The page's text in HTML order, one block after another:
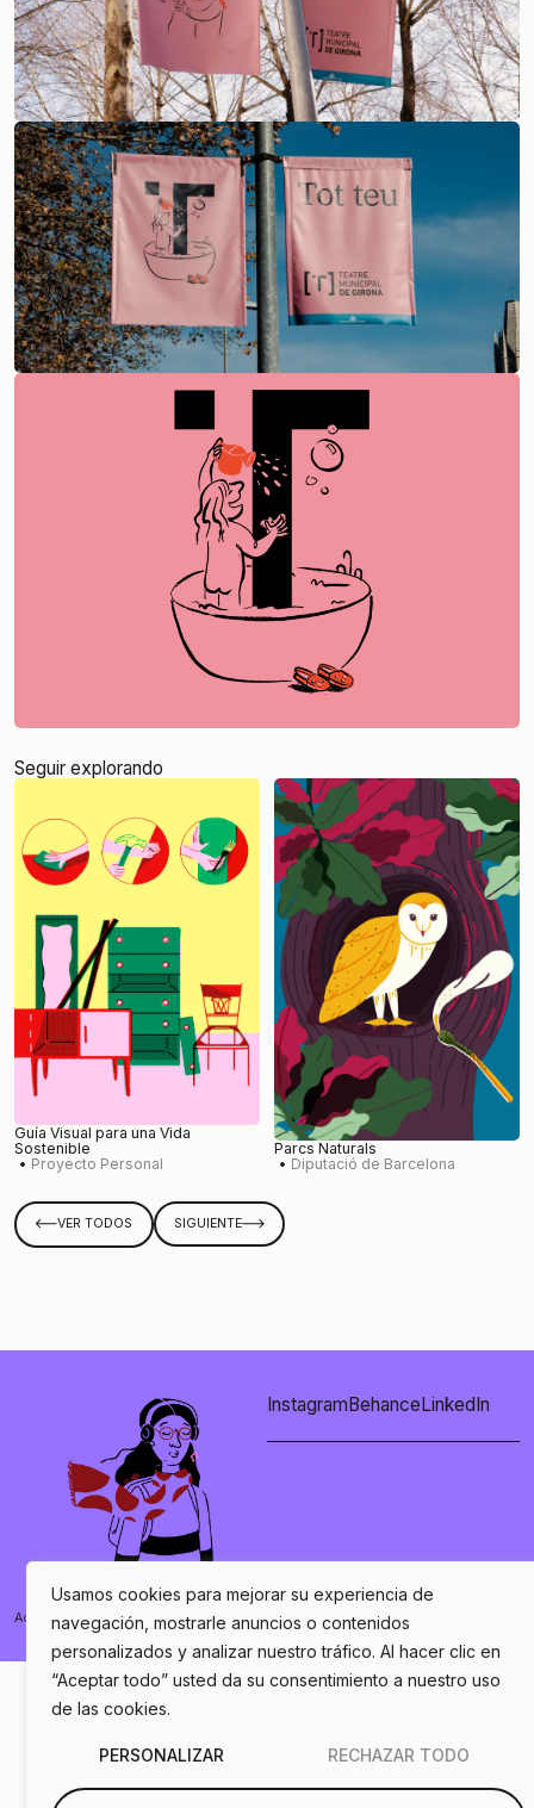
Usamos cookies para mejorar su experiencia de
navegación, mostrarle anuncios o contenidos
personalizados y analizar nuestro tráfico. Al hacer clic en
“Aceptar todo” usted da su consentimiento a nuestro uso
de las cookies.
PERSONALIZAR RECHAZAR TODO
Seguir explorando
Guía Visual para una Vida
Sostenible
Proyecto Personal
Parcs Naturals
Diputació de Barcelona
VER TODOS SIGUIENTE
© Cé Marina Studio 2026
hello@cemarina.com
InstagramBehanceLinkedIn
AccesibilidadAviso LegalAviso de Privacidad
WEBSITE BYSANTA HELENA AGENCY